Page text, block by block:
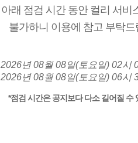
아래 점검 시간 동안 컬리 서비
불가하니 이용에 참고 부탁드
2026년 08월 08일(토요일) 02시
2026년 08월 08일(토요일) 06시
*점검 시간은 공지보다 다소 길어질 수